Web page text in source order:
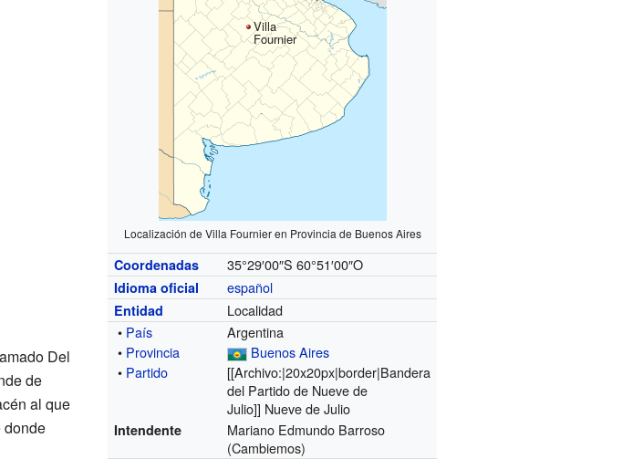
Villa
Fournier
Localización de Villa Fournier en Provincia de Buenos Aires
Coordenadas 35°29′00″S 60°51′00″O
Idioma oficial español
Entidad
Localidad
• País
Argentina
• Provincia
Buenos Aires
• Partido
[[Archivo:|20x20px|border|Bandera
del Partido de Nueve de
Julio]] Nueve de Julio
Intendente
Mariano Edmundo Barroso
(Cambiemos)
Del
de
al que
donde